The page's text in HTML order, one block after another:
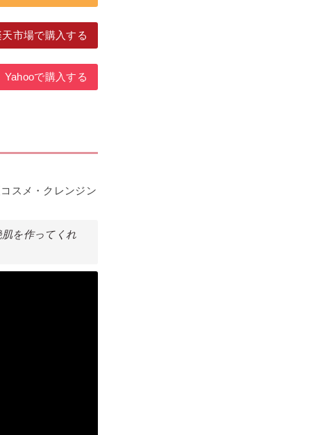
天市場で購入する
Yahooで購入する
スメ・クレンジン
を作ってくれ